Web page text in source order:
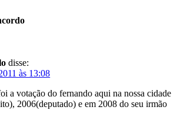
disse:
às 13:08
a votação do fernando aqui na nossa cidade
2006(deputado) e em 2008 do seu irmão